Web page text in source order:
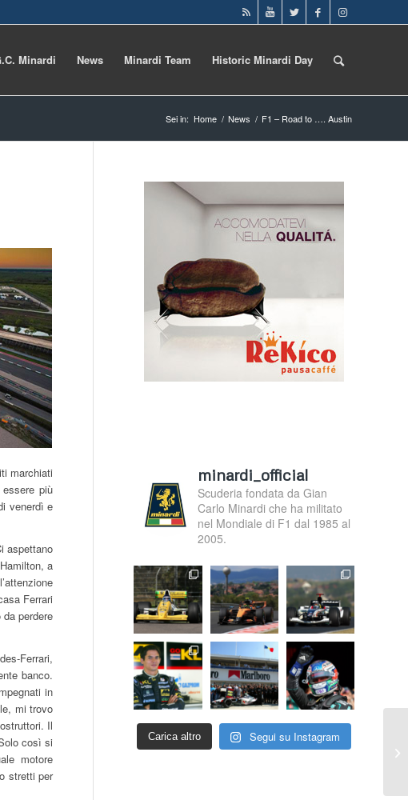
Minardi News Minardi Team Historic Minardi Day
Sei in: Home / News / F1 – Road to …. Austin
marchiati
più
venerdì e
aspettano
a
Ferrari
perdere
Ferrari,
banco.
in
mi trovo
Il
così si
motore
stretti per
minardi_official
Scuderia fondata da Gian
Carlo Minardi che ha militato
nel Mondiale di F1 dal 1985 al
2005.
Carica altro Segui su Instagram